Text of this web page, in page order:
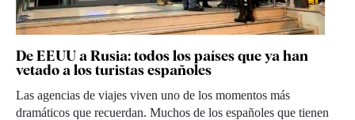
De EEUU a Rusia: todos los países que ya han
vetado a los turistas españoles
Las agencias de viajes viven uno de los momentos más
dramáticos que recuerdan. Muchos de los españoles que tienen